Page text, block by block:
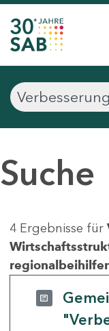
Suche
4 Ergebnisse für